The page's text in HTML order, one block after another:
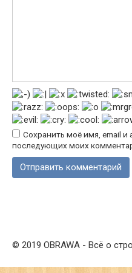
Сохранить моё имя, email и
последующих моих
© 2019 OBRAWA - Всё о